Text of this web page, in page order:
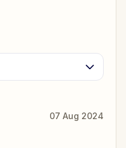
07 Aug 2024